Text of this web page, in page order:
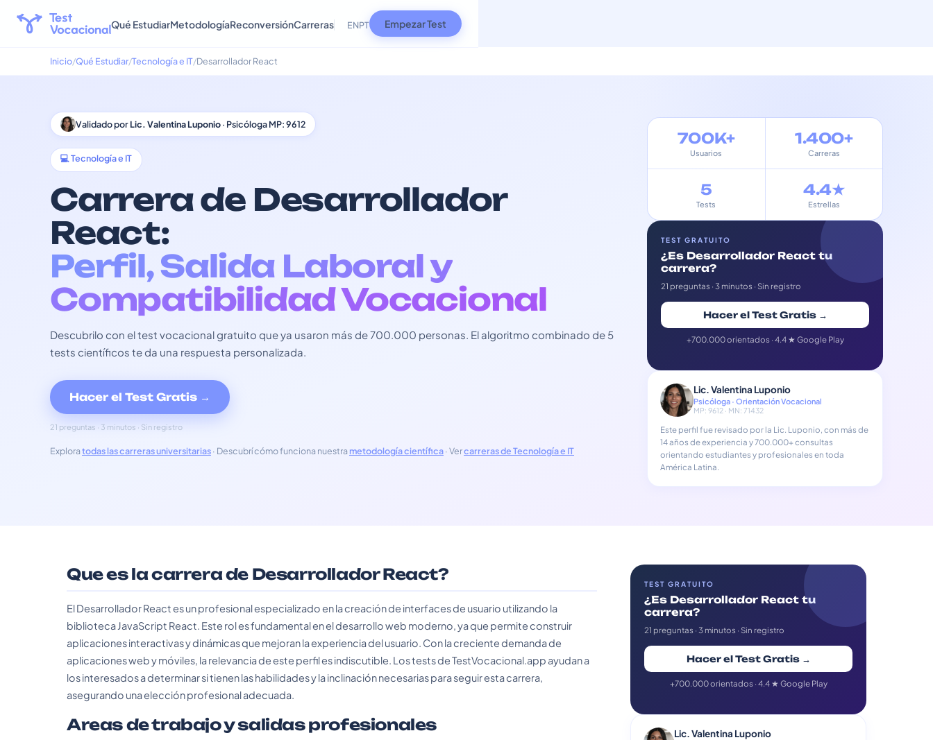
Qué EstudiarMetodologíaReconversiónCarreras ENPT Empezar Test
Inicio Qué Estudiar Tecnología e IT Desarrollador React
Validado porLic. Valentina Luponio· Psicóloga MP: 9612
💻 Tecnología e IT
Carrera de Desarrollador
React:
Perfil, Salida Laboral y
Compatibilidad Vocacional
Descubrilo con el test vocacional gratuito que ya usaron más de 700.000 personas. El algoritmo combinado de 5
tests científicos te da una respuesta personalizada.
Hacer el Test Gratis →
21 preguntas · 3 minutos · Sin registro
Exploratodas las carreras universitarias· Descubrí cómo funciona nuestra metodología científica· Vercarreras de Tecnología e IT
700K+
Usuarios
1.400+
Carreras
5
Tests
4.4★
Estrellas
TEST GRATUITO
¿Es Desarrollador React tu
carrera?
21 preguntas · 3 minutos · Sin registro
Hacer el Test Gratis →
+700.000 orientados · 4.4 ★ Google Play
Lic. Valentina Luponio
Psicóloga · Orientación Vocacional
MP: 9612 · MN: 71432
Este perfil fue revisado por la Lic. Luponio, con más de
14 años de experiencia y 700.000+ consultas
orientando estudiantes y profesionales en toda
América Latina.
Que es la carrera de Desarrollador React?
El Desarrollador React es un profesional especializado en la creación de interfaces de usuario utilizando la
biblioteca JavaScript React. Este rol es fundamental en el desarrollo web moderno, ya que permite construir
aplicaciones interactivas y dinámicas que mejoran la experiencia del usuario. Con la creciente demanda de
aplicaciones web y móviles, la relevancia de este perfil es indiscutible. Los tests de TestVocacional.app ayudan a
los interesados a determinar si tienen las habilidades y la inclinación necesarias para seguir esta carrera,
asegurando una elección profesional adecuada.
Areas de trabajo y salidas profesionales
TEST GRATUITO
¿Es Desarrollador React tu
carrera?
21 preguntas · 3 minutos · Sin registro
Hacer el Test Gratis →
+700.000 orientados · 4.4 ★ Google Play
Lic. Valentina Luponio